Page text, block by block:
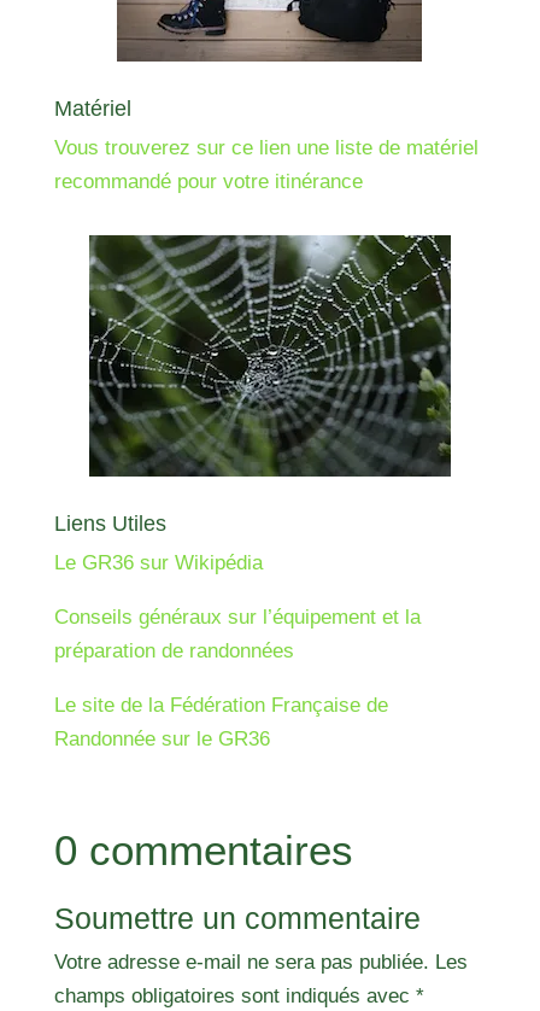
Matériel
Vous trouverez sur ce lien une liste de matériel
recommandé pour votre itinérance
Liens Utiles
Le GR36 sur Wikipédia
Conseils généraux sur l’équipement et la
préparation de randonnées
Le site de la Fédération Française de
Randonnée sur le GR36
0 commentaires
Soumettre un commentaire
Votre adresse e-mail ne sera pas publiée. Les
champs obligatoires sont indiqués avec *